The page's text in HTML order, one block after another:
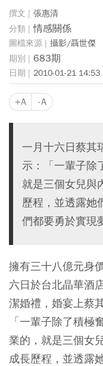
張惠清
情感關係
攝影/聶世傑
683期
2010-01-21 14:53
+A -A
一月十六日蔡其
示：「一輩子除
就是三個女兒與
歷程，並透露她
們都要勇於實現
擁有三十八億元身
六日於台北晶華酒
潔婚禮，婚宴上蔡
「一輩子除了積極
業的，就是三個女
成長歷程，並透露